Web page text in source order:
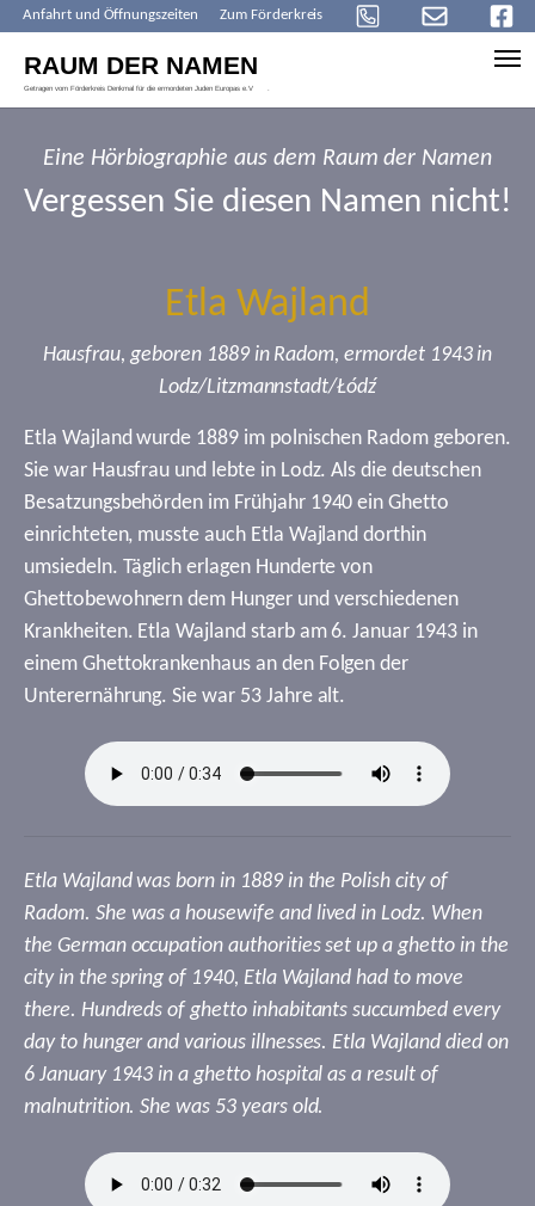
Anfahrt und Öffnungszeiten Zum Förderkreis
Eine Hörbiographie aus dem Raum der Namen
Vergessen Sie diesen Namen nicht!
Etla Wajland
Hausfrau, geboren 1889 in Radom, ermordet 1943 in
Lodz/Litzmannstadt/Łódź
Etla Wajland wurde 1889 im polnischen Radom geboren.
Sie war Hausfrau und lebte in Lodz. Als die deutschen
Besatzungsbehörden im Frühjahr 1940 ein Ghetto
einrichteten, musste auch Etla Wajland dorthin
umsiedeln. Täglich erlagen Hunderte von
Ghettobewohnern dem Hunger und verschiedenen
Krankheiten. Etla Wajland starb am 6. Januar 1943 in
einem Ghettokrankenhaus an den Folgen der
Unterernährung. Sie war 53 Jahre alt.
Etla Wajland was born in 1889 in the Polish city of
Radom. She was a housewife and lived in Lodz. When
the German occupation authorities set up a ghetto in the
city in the spring of 1940, Etla Wajland had to move
there. Hundreds of ghetto inhabitants succumbed every
day to hunger and various illnesses. Etla Wajland died on
6 January 1943 in a ghetto hospital as a result of
malnutrition. She was 53 years old.